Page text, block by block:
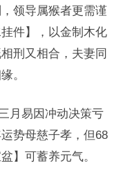
领导属猴者更需谨
件】，以金制木化
刑又相合，夫妻同
。
月易因冲动决策亏
势母慈子孝，但68
】可蓄养元气。